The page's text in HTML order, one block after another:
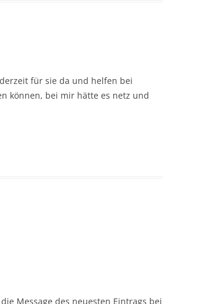
für sie da und helfen bei
können, bei mir hätte es netz und
Message des neuesten Eintrags bei